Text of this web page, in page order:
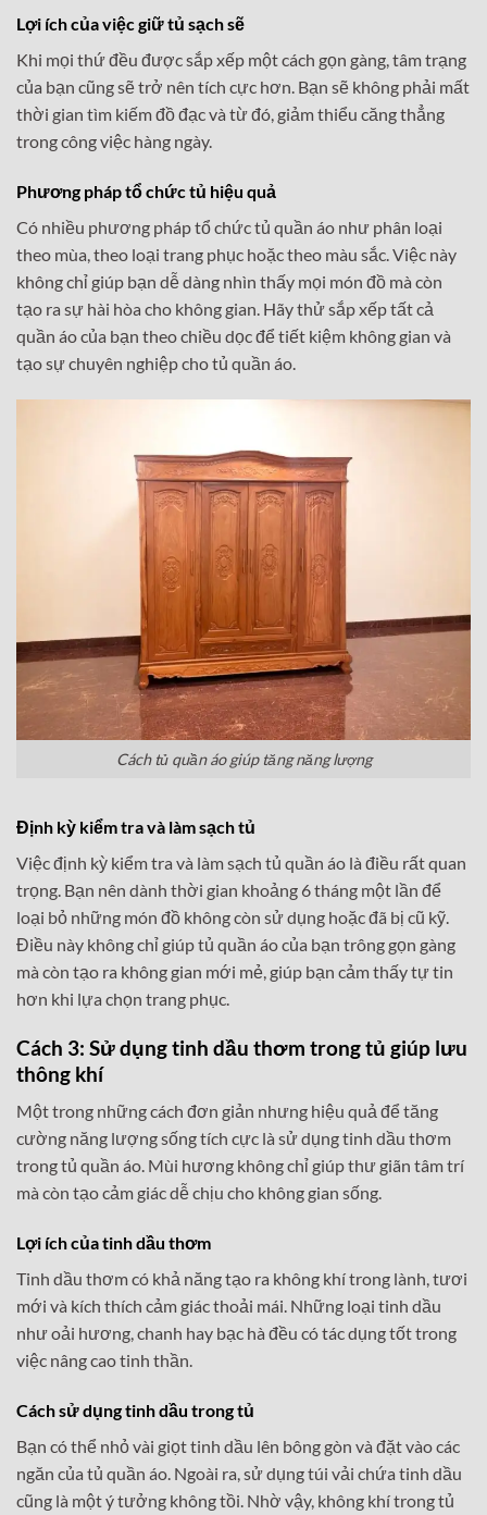
Lợi ích của việc giữ tủ sạch sẽ
Khi mọi thứ đều được sắp xếp một cách gọn gàng, tâm trạng
của bạn cũng sẽ trở nên tích cực hơn. Bạn sẽ không phải mất
thời gian tìm kiếm đồ đạc và từ đó, giảm thiểu căng thẳng
trong công việc hàng ngày.
Phương pháp tổ chức tủ hiệu quả
Có nhiều phương pháp tổ chức tủ quần áo như phân loại
theo mùa, theo loại trang phục hoặc theo màu sắc. Việc này
không chỉ giúp bạn dễ dàng nhìn thấy mọi món đồ mà còn
tạo ra sự hài hòa cho không gian. Hãy thử sắp xếp tất cả
quần áo của bạn theo chiều dọc để tiết kiệm không gian và
tạo sự chuyên nghiệp cho tủ quần áo.
Cách tủ quần áo giúp tăng năng lượng
Định kỳ kiểm tra và làm sạch tủ
Việc định kỳ kiểm tra và làm sạch tủ quần áo là điều rất quan
trọng. Bạn nên dành thời gian khoảng 6 tháng một lần để
loại bỏ những món đồ không còn sử dụng hoặc đã bị cũ kỹ.
Điều này không chỉ giúp tủ quần áo của bạn trông gọn gàng
mà còn tạo ra không gian mới mẻ, giúp bạn cảm thấy tự tin
hơn khi lựa chọn trang phục.
Cách 3: Sử dụng tinh dầu thơm trong tủ giúp lưu
thông khí
Một trong những cách đơn giản nhưng hiệu quả để tăng
cường năng lượng sống tích cực là sử dụng tinh dầu thơm
trong tủ quần áo. Mùi hương không chỉ giúp thư giãn tâm trí
mà còn tạo cảm giác dễ chịu cho không gian sống.
Lợi ích của tinh dầu thơm
Tinh dầu thơm có khả năng tạo ra không khí trong lành, tươi
mới và kích thích cảm giác thoải mái. Những loại tinh dầu
như oải hương, chanh hay bạc hà đều có tác dụng tốt trong
việc nâng cao tinh thần.
Cách sử dụng tinh dầu trong tủ
Bạn có thể nhỏ vài giọt tinh dầu lên bông gòn và đặt vào các
ngăn của tủ quần áo. Ngoài ra, sử dụng túi vải chứa tinh dầu
cũng là một ý tưởng không tồi. Nhờ vậy, không khí trong tủ